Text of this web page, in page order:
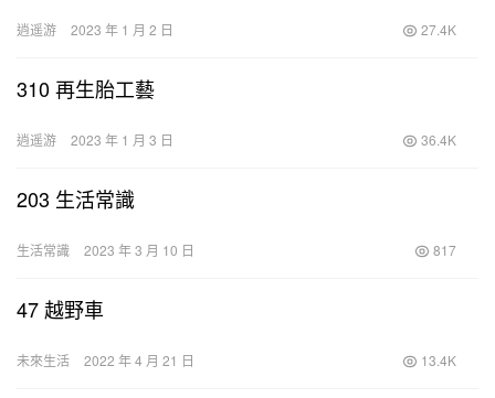
逍遥游 2023 年 1 月 2 日 27.4K
310 再生胎工藝
逍遥游 2023 年 1 月 3 日 36.4K
203 生活常識
生活常識 2023 年 3 月 10 日 817
47 越野車
未來生活 2022 年 4 月 21 日 13.4K